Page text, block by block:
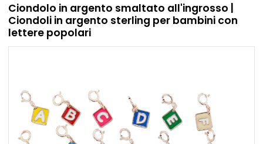
Ciondolo in argento smaltato all'ingrosso |
Ciondoli in argento sterling per bambini con
lettere popolari